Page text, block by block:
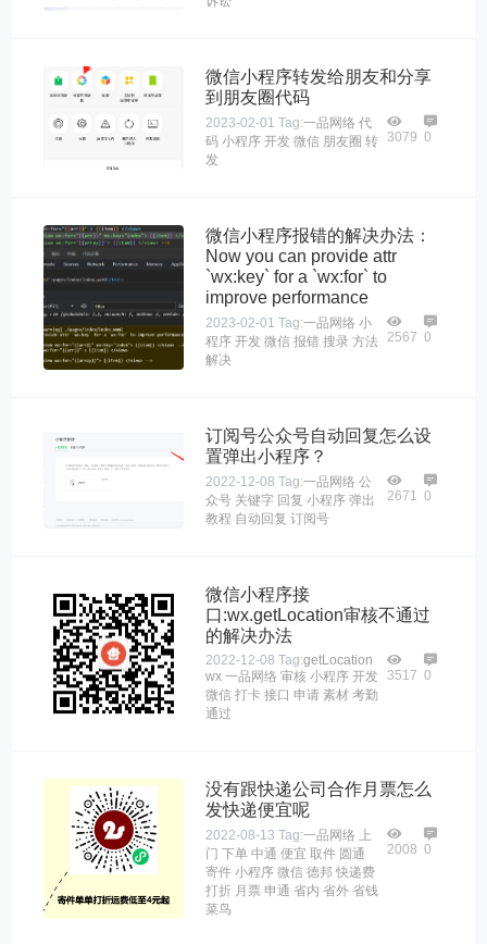
微信小程序转发给朋友和分享
到朋友圈代码
2023-02-01 Tag:一品网络 代
码 小程序 开发 微信 朋友圈 转
发
3079 0
微信小程序报错的解决办法：
Now you can provide attr
`wx:key` for a `wx:for` to
improve performance
2023-02-01 Tag:一品网络 小
程序 开发 微信 报错 搜录 方法
解决
2567 0
订阅号公众号自动回复怎么设
置弹出小程序？
2022-12-08 Tag:一品网络 公
众号 关键字 回复 小程序 弹出
教程 自动回复 订阅号
2671 0
微信小程序接
口:wx.getLocation审核不通过
的解决办法
2022-12-08 Tag:getLocation
wx 一品网络 审核 小程序 开发
微信 打卡 接口 申请 素材 考勤
通过
3517 0
没有跟快递公司合作月票怎么
发快递便宜呢
2022-08-13 Tag:一品网络
上
门 下单 中通 便宜 取件 圆通
寄件 小程序 微信 德邦 快递费
打折 月票 申通 省内 省外 省钱
菜鸟
2008 0